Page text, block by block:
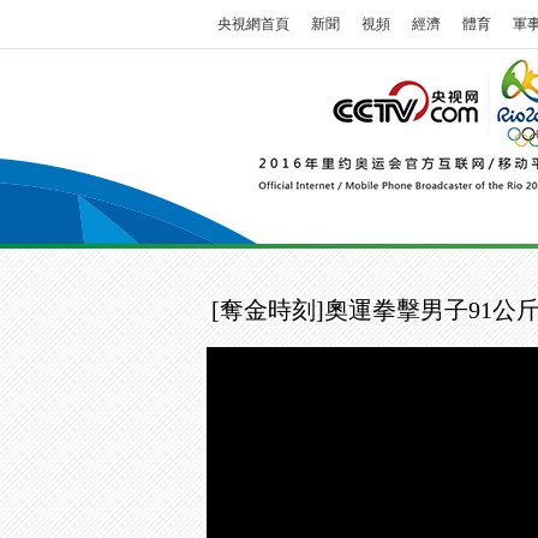
央視網首頁 新聞 視頻 經濟 體育 軍
[奪金時刻]奧運拳擊男子91公